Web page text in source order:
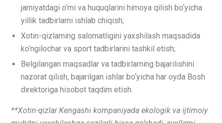
jamiyatdagi o‘rni va huquqlarini himoya qilish bo‘yicha
yillik tadbirlarni ishlab chiqish;
Xotin-qizlarning salomatligini yaxshilash maqsadida
ko‘ngilochar va sport tadbirlarini tashkil etish;
Belgilangan maqsadlar va tadbirlarning bajarilishini
nazorat qilish, bajarilgan ishlar bo‘yicha har oyda Bosh
direktoriga hisobot taqdim etish.
**Xotin-qizlar Kengashi kompaniyada ekologik va ijtimoiy